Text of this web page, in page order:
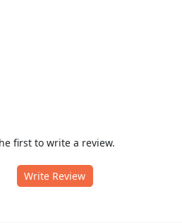
first to write a review.
Write Review